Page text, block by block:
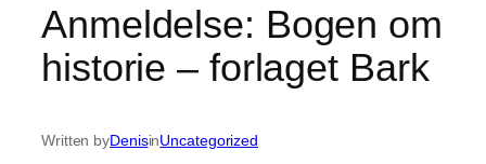
Anmeldelse: Bogen om
historie – forlaget Bark
Written byDenisinUncategorized